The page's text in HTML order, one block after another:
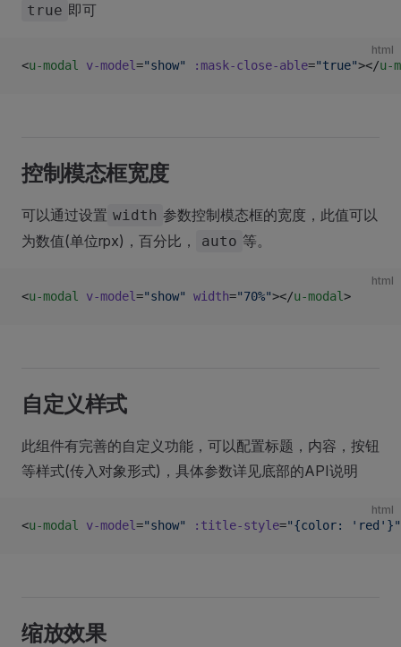
true 即可
html
<u-modal v-model="show" :mask-close-able="true"></u-
控制模态框宽度
可以通过设置 width 参数控制模态框的宽度，此值可以
为数值(单位rpx)，百分比，
auto 等。
html
<u-modal v-model="show" width="70%"></u-modal>
自定义样式
此组件有完善的自定义功能，可以配置标题，内容，按钮
等样式(传入对象形式)，具体参数详见底部的API说明
html
<u-modal v-model="show" :title-style="{color: 'red'}"
缩放效果